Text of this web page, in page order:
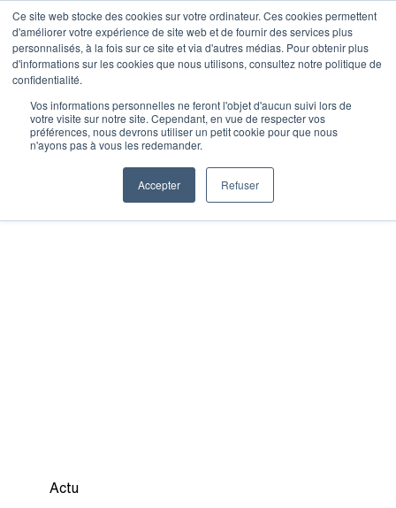
Ce site web stocke des cookies sur votre ordinateur. Ces cookies permettent
d'améliorer votre expérience de site web et de fournir des services plus
personnalisés, à la fois sur ce site et via d'autres médias. Pour obtenir plus
d'informations sur les cookies que nous utilisons, consultez notre politique de
confidentialité.
Vos informations personnelles ne feront l'objet d'aucun suivi lors de
votre visite sur notre site. Cependant, en vue de respecter vos
préférences, nous devrons utiliser un petit cookie pour que nous
n'ayons pas à vous les redemander.
Accepter Refuser
Je m’inscris
Accueil»Nos actualités»Premier muscle-
up : Le guide pour progresser en 4
Actu